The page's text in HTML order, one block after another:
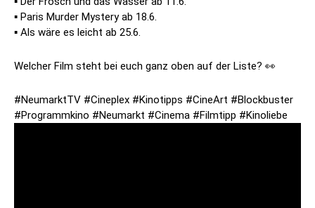
▪️ Paris Murder Mystery ab 18.6.
▪️ Als wäre es leicht ab 25.6.
Welcher Film steht bei euch ganz oben auf der Liste? 👀
#NeumarktTV #Cineplex #Kinotipps #CineArt #Blockbuster
#Programmkino #Neumarkt #Cinema #Filmtipp #Kinoliebe